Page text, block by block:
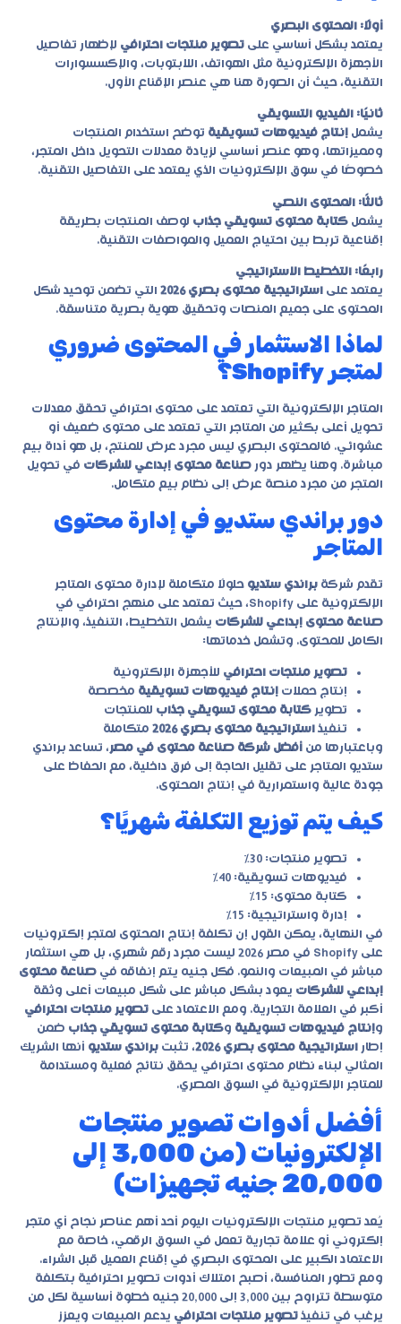
أولًا: المحتوى البصري
يعتمد بشكل أساسي على تصوير منتجات احترافي لإظهار تفاصيل
الأجهزة الإلكترونية مثل الهواتف، اللابتوبات، والإكسسوارات
التقنية، حيث أن الصورة هنا هي عنصر الإقناع الأول.
ثانيًا: الفيديو التسويقي
يشمل إنتاج فيديوهات تسويقية توضح استخدام المنتجات
ومميزاتها، وهو عنصر أساسي لزيادة معدلات التحويل داخل المتجر،
خصوصًا في سوق الإلكترونيات الذي يعتمد على التفاصيل التقنية.
ثالثًا: المحتوى النصي
يشمل كتابة محتوى تسويقي جذاب لوصف المنتجات بطريقة
إقناعية تربط بين احتياج العميل والمواصفات التقنية.
رابعًا: التخطيط الاستراتيجي
يعتمد على استراتيجية محتوى بصري 2026
التي تضمن توحيد شكل
المحتوى على جميع المنصات وتحقيق هوية بصرية متناسقة.
لماذا الاستثمار في المحتوى ضروري
لمتجر Shopify؟
المتاجر الإلكترونية التي تعتمد على محتوى احترافي تحقق معدلات
تحويل أعلى بكثير من المتاجر التي تعتمد على محتوى ضعيف أو
عشوائي. فالمحتوى البصري ليس مجرد عرض للمنتج، بل هو أداة بيع
مباشرة. وهنا يظهر دور صناعة محتوى إبداعي للشركات في تحويل
المتجر من مجرد منصة عرض إلى نظام بيع متكامل.
دور براندي ستديو في إدارة محتوى
المتاجر
تقدم شركة براندي ستديو حلولًا متكاملة لإدارة محتوى المتاجر
الإلكترونية على Shopify، حيث تعتمد على منهج احترافي في
صناعة محتوى إبداعي للشركات يشمل التخطيط، التنفيذ، والإنتاج
الكامل للمحتوى. وتشمل خدماتها:
تصوير منتجات احترافي للأجهزة الإلكترونية
إنتاج حملات إنتاج فيديوهات تسويقية مخصصة
تطوير كتابة محتوى تسويقي جذاب للمنتجات
تنفيذ استراتيجية محتوى بصري 2026
متكاملة
وباعتبارها من أفضل شركة صناعة محتوى في مصر، تساعد براندي
ستديو المتاجر على تقليل الحاجة إلى فرق داخلية، مع الحفاظ على
جودة عالية واستمرارية في إنتاج المحتوى.
كيف يتم توزيع التكلفة شهريًا؟
تصوير منتجات: 30%
فيديوهات تسويقية: 40%
كتابة محتوى: 15%
إدارة واستراتيجية: 15%
في النهاية، يمكن القول إن تكلفة إنتاج المحتوى لمتجر إلكترونيات
على Shopify في مصر 2026 ليست مجرد رقم شهري، بل هي استثمار
مباشر في المبيعات والنمو. فكل جنيه يتم إنفاقه في صناعة محتوى
إبداعي للشركات يعود بشكل مباشر على شكل مبيعات أعلى وثقة
أكبر في العلامة التجارية. ومع الاعتماد على تصوير منتجات احترافي
وإنتاج فيديوهات تسويقية وكتابة محتوى تسويقي جذاب ضمن
إطار استراتيجية محتوى بصري 2026 ، تثبت براندي ستديو أنها الشريك
المثالي لبناء نظام محتوى احترافي يحقق نتائج فعلية ومستدامة
للمتاجر الإلكترونية في السوق المصري.
أفضل أدوات تصوير منتجات
الإلكترونيات (من 3,000 إلى
20,000 جنيه تجهيزات)
يُعد تصوير منتجات الإلكترونيات اليوم أحد أهم عناصر نجاح أي متجر
إلكتروني أو علامة تجارية تعمل في السوق الرقمي، خاصة مع
الاعتماد الكبير على المحتوى البصري في إقناع العميل قبل الشراء.
ومع تطور المنافسة، أصبح امتلاك أدوات تصوير احترافية بتكلفة
متوسطة تتراوح بين 3,000 إلى 20,000 جنيه خطوة أساسية لكل من
يرغب في تنفيذ تصوير منتجات احترافي يدعم المبيعات ويعزز